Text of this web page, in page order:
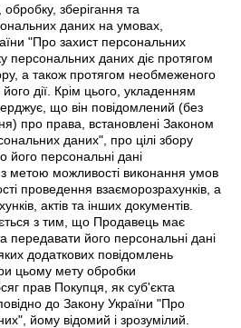
обробку, зберігання та
даних на умовах,
"Про захист персональних
персональних даних діє протягом
а також протягом необмеженого
його дії. Крім цього, укладенням
що він повідомлений (без
про права, встановлені Законом
даних", про цілі збору
персональні дані
метою можливості виконання умов
проведення взаєморозрахунків, а
актів та інших документів.
з тим, що Продавець має
передавати його персональні дані
додаткових повідомлень
цьому мету обробки
прав Покупця, як суб'єкта
до Закону України "Про
йому відомий і зрозумілий.